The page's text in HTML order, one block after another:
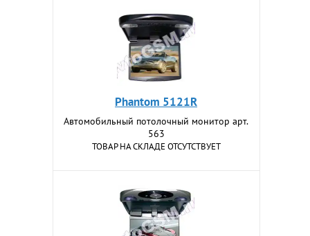
Phantom 5121R
Автомобильный потолочный монитор арт.
563
ТОВАР НА СКЛАДЕ ОТСУТСТВУЕТ